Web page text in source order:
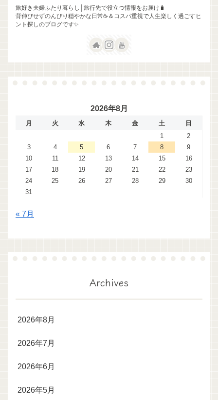
旅好き夫婦ふたり暮らし│旅行先で役立つ情報をお届け🧳
背伸びせずのんびり穏やかな日常☕＆コスパ重視で人生楽しく過ごすヒ
ント探しのブログです✨
2026年8月
月 火 水 木 金 土
日
1
2
3
4 5 6 7 8
9
10
11 12 13 14 15
16
17
18 19 20 21 22
23
24
25 26 27 28 29
30
31
« 7月
Archives
2026年8月
2026年7月
2026年6月
2026年5月